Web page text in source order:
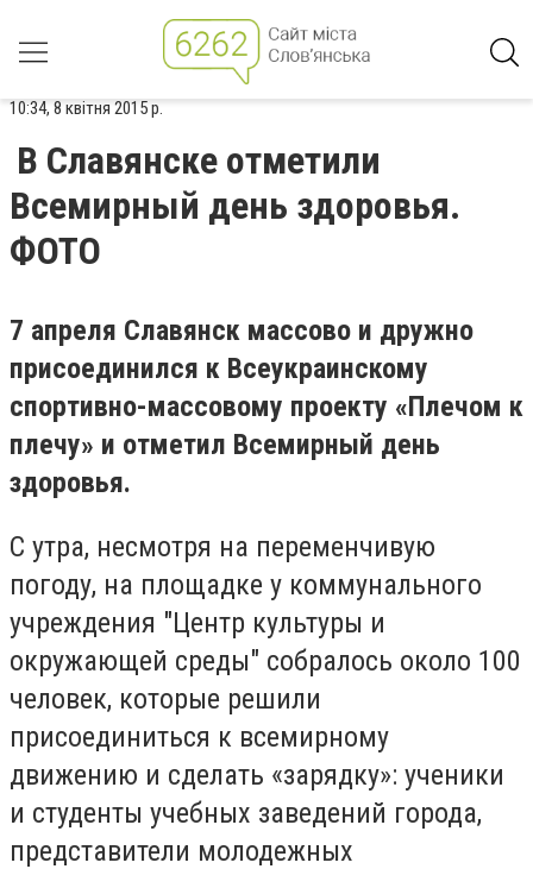
10:34, 8 квітня 2015 р.
В Славянске отметили
Всемирный день здоровья.
ФОТО
7 апреля Славянск массово и дружно
присоединился к Всеукраинскому
спортивно-массовому проекту «Плечом к
плечу» и отметил Всемирный день
здоровья.
С утра, несмотря на переменчивую
погоду, на площадке у коммунального
учреждения "Центр культуры и
окружающей среды" собралось около 100
человек, которые решили
присоединиться к всемирному
движению и сделать «зарядку»: ученики
и студенты учебных заведений города,
представители молодежных